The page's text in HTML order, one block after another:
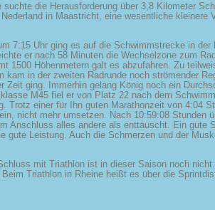
die Herausforderung über 3,8 Kilometer
in Maastricht, eine wesentliche kleinere
7:15 Uhr ging es auf die Schwimmstrecke in der
er nach 58 Minuten die Wechselzone zum
1500 Höhenmetern galt es abzufahren. Zu
in der zweiten Radrunde noch strömender
ging. Immerhin gelang König noch ein
M45 fiel er von Platz 22 nach dem
Trotz einer für Ihn guten Marathonzeit von 4:04
nicht mehr umsetzen. Nach 10:59:08 Stunden
Anschluss alles andere als enttäuscht. Ein gute
gute Leistung. Auch die Schmerzen und der
mit Triathlon ist in dieser Saison noch
Triathlon in Rheine heißt es über die